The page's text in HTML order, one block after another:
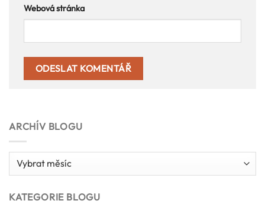
Webová stránka
ARCHÍV BLOGU
Archív
blogu
KATEGORIE BLOGU